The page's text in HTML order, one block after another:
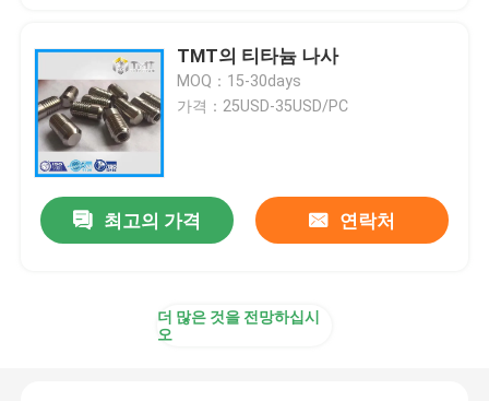
TMT의 티타늄 나사
MOQ：15-30days
가격：25USD-35USD/PC
최고의 가격 연락처
더 많은 것을 전망하십시
오